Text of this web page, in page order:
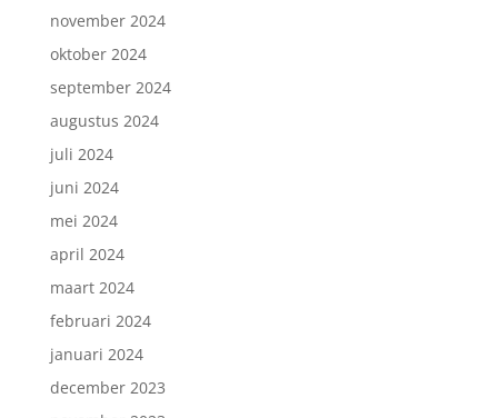
november 2024
oktober 2024
september 2024
augustus 2024
juli 2024
juni 2024
mei 2024
april 2024
maart 2024
februari 2024
januari 2024
december 2023